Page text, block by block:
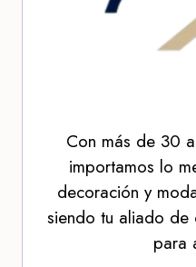
Con más de 30
importamos lo
decoración y
siendo tu aliado de
para